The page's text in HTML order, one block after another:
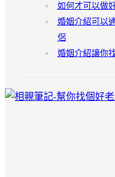
如何才可以做
婚姻介紹可以
侶
婚姻介紹讓你